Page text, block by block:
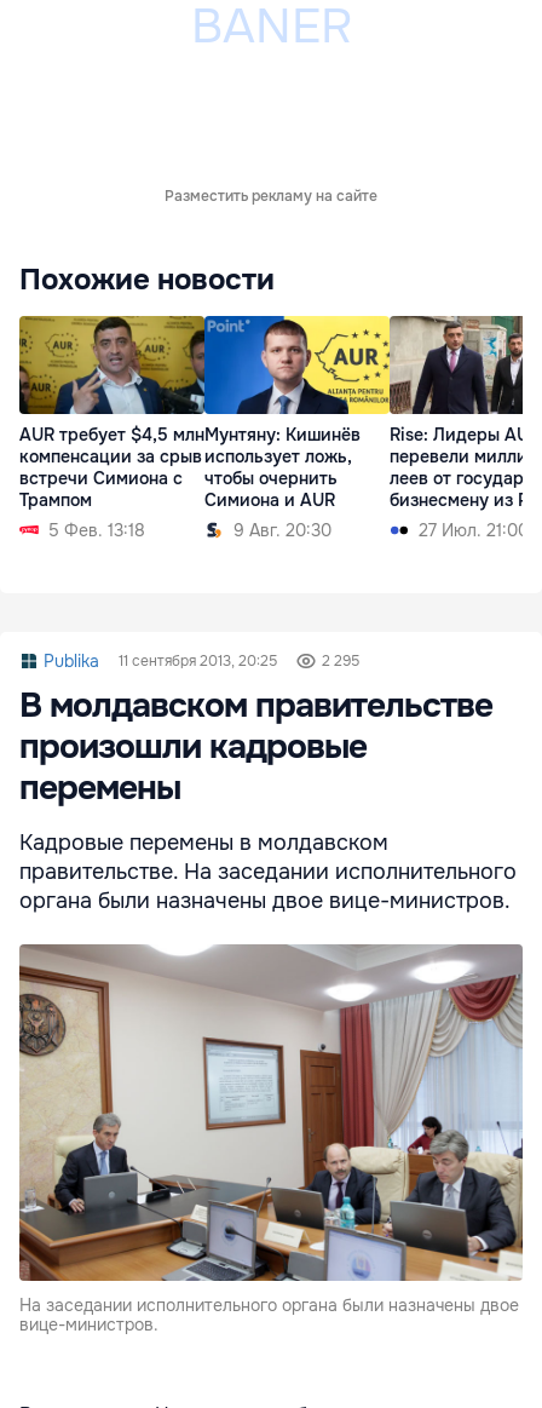
Разместить рекламу на сайте
Похожие новости
AUR требует $4,5 млн
компенсации за срыв
встречи Симиона с
Трампом
5 Фев. 13:18
Мунтяну: Кишинёв
использует ложь,
чтобы очернить
Симиона и AUR
9 Авг. 20:30
Rise: Лидеры AUR
перевели
леев от
бизнесмену из РМ
27 Июл. 21:00
Publika 11 сентября 2013, 20:25 2 295
В молдавском правительстве
произошли кадровые
перемены
Кадровые перемены в молдавском
правительстве. На заседании исполнительного
органа были назначены двое вице-министров.
На заседании исполнительного органа были назначены двое
вице-министров.